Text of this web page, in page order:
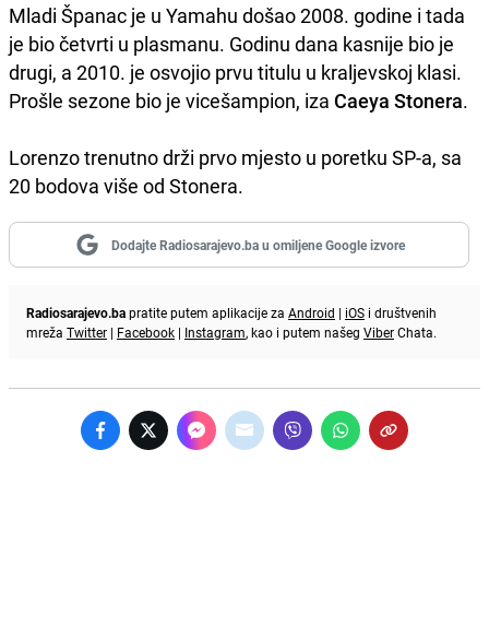
Mladi Španac je u Yamahu došao 2008. godine i tada
je bio četvrti u plasmanu. Godinu dana kasnije bio je
drugi, a 2010. je osvojio prvu titulu u kraljevskoj klasi.
Prošle sezone bio je vicešampion, iza Caeya Stonera.
Lorenzo trenutno drži prvo mjesto u poretku SP-a, sa
20 bodova više od Stonera.
Dodajte Radiosarajevo.ba u omiljene Google izvore
Radiosarajevo.bapratite putem aplikacije za Android | iOS i društvenih
mreža Twitter | Facebook | Instagram, kao i putem našeg ViberChata.